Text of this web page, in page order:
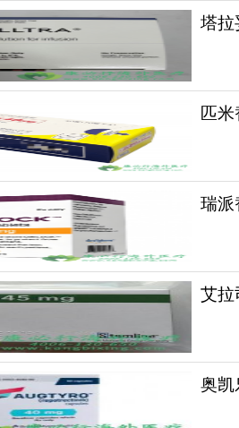
方式1.推荐剂量：每次300mg
理：若距离下一次服药时间
（如降至200mg每日2次，再不
用处理方式1.常见副作用（发
塔拉
匹米
瑞派
艾拉
奥凯